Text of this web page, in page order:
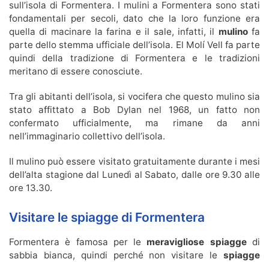
sull’isola di Formentera. I mulini a Formentera sono stati
fondamentali per secoli, dato che la loro funzione era
quella di macinare la farina e il sale, infatti, il mulinofa
parte dello stemma ufficiale dell’isola. El Molí Vell fa parte
quindi della tradizione di Formentera e le tradizioni
meritano di essere conosciute.
Tra gli abitanti dell’isola, si vocifera che questo mulino sia
stato affittato a Bob Dylan nel 1968, un fatto non
confermato ufficialmente, ma rimane da anni
nell’immaginario collettivo dell’isola.
Il mulino può essere visitato gratuitamente durante i mesi
dell’alta stagione dal Lunedì al Sabato, dalle ore 9.30 alle
ore 13.30.
Visitare le spiagge di Formentera
Formentera è famosa per le meravigliose spiaggedi
sabbia bianca, quindi perché non visitare le spiagge